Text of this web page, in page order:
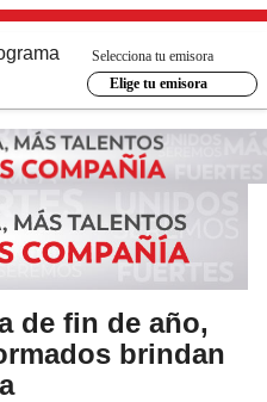
Selecciona tu emisora
Elige tu emisora
de fin de año,
brindan